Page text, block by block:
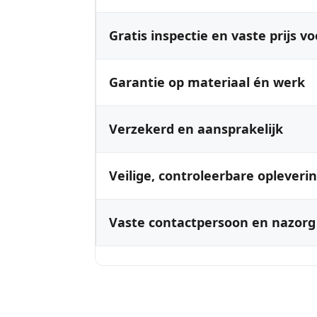
Gratis inspectie en vaste prijs
Garantie op materiaal én werk
Verzekerd en aansprakelijk
Veilige, controleerbare
Vaste contactpersoon en nazorg